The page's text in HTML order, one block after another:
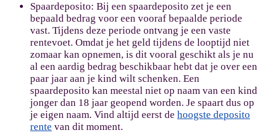
Spaardeposito: Bij een spaardeposito zet je een
bepaald bedrag voor een vooraf bepaalde periode
vast. Tijdens deze periode ontvang je een vaste
rentevoet. Omdat je het geld tijdens de looptijd niet
zomaar kan opnemen, is dit vooral geschikt als je nu
al een aardig bedrag beschikbaar hebt dat je over een
paar jaar aan je kind wilt schenken. Een
spaardeposito kan meestal niet op naam van een kind
jonger dan 18 jaar geopend worden. Je spaart dus op
je eigen naam. Vind altijd eerst de hoogste deposito
rente van dit moment.